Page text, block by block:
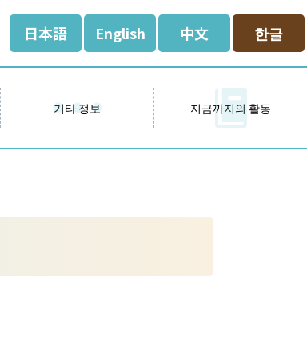
日本語 English 中文 한글
기타 정보 지금까지의 활동